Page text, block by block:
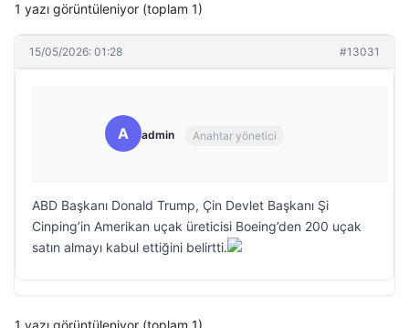
1 yazı görüntüleniyor (toplam 1)
15/05/2026: 01:28 #13031
A admin Anahtar yönetici
ABD Başkanı Donald Trump, Çin Devlet Başkanı Şi
Cinping’in Amerikan uçak üreticisi Boeing’den 200 uçak
satın almayı kabul ettiğini belirtti.
1 yazı görüntüleniyor (toplam 1)